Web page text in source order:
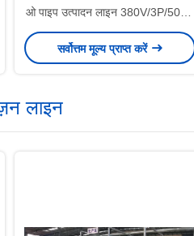
ओ पाइप उत्पादन लाइन 380V/3P/50Hz
ओ-पीवीसी पाइप एक्सट्रूज़न लाइन
सर्वोत्तम मूल्य प्राप्त करें
लाइन